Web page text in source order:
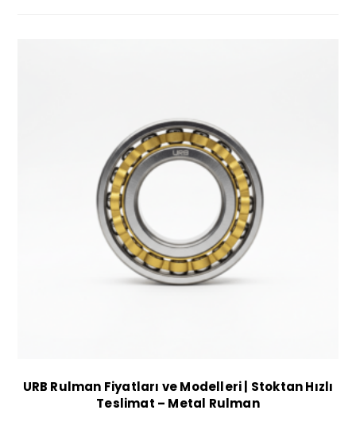
URB Rulman Fiyatları ve Modelleri | Stoktan Hızlı
Teslimat – Metal Rulman